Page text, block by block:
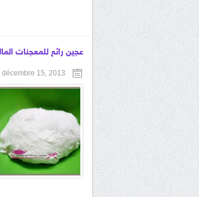
عجين رائع للمعجنات
décembre 15, 2013